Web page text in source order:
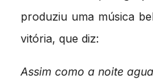
produziu uma música
vitória, que diz:
Assim como a noite